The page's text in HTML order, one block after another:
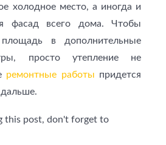
холодное место, а иногда и
фасад всего дома. Чтобы
в дополнительные
просто утепление не
ремонтные работы придется
this post, don't forget to